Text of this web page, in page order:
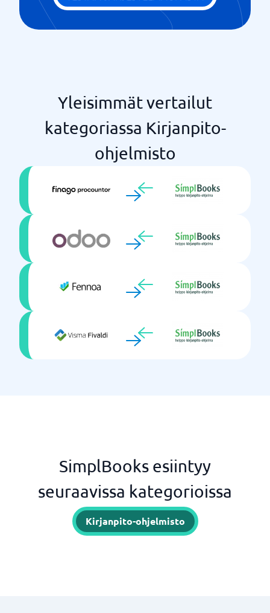
Verkkolaskutus
Vuosikertomus
Yleisimmät vertailut
kategoriassa Kirjanpito-
ohjelmisto
SimplBooks esiintyy
seuraavissa kategorioissa
Kirjanpito-ohjelmisto